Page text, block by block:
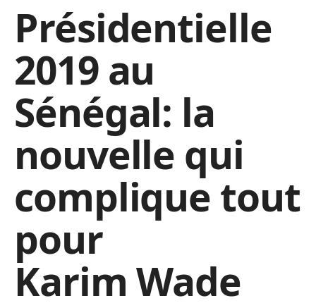
Présidentielle
2019 au
Sénégal: la
nouvelle qui
complique tout
pour
Karim Wade